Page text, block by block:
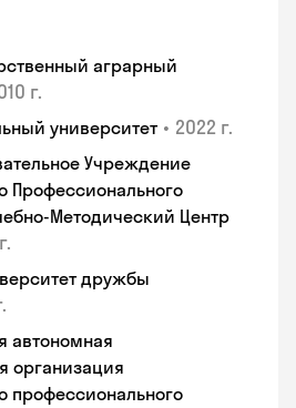
аграрный
г.
университет • 2022 г.
Учреждение
Профессионального
Методический Центр
дружбы
автономная
организация
профессионального